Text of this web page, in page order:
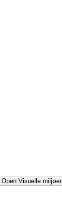
Open Visuelle miljøer